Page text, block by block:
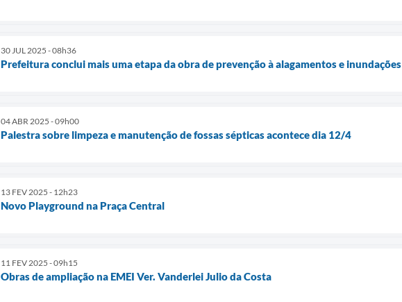
30 JUL 2025 - 08h36
Prefeitura conclui mais uma etapa da obra de prevenção à alagamentos e inundações
04 ABR 2025 - 09h00
Palestra sobre limpeza e manutenção de fossas sépticas acontece dia 12/4
13 FEV 2025 - 12h23
Novo Playground na Praça Central
11 FEV 2025 - 09h15
Obras de ampliação na EMEI Ver. Vanderlei Julio da Costa